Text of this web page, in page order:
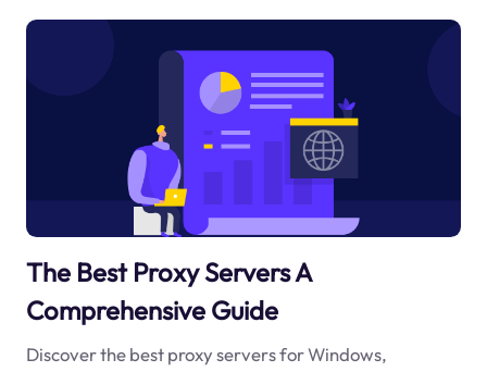
The Best Proxy Servers A
Comprehensive Guide
Discover the best proxy servers for Windows,